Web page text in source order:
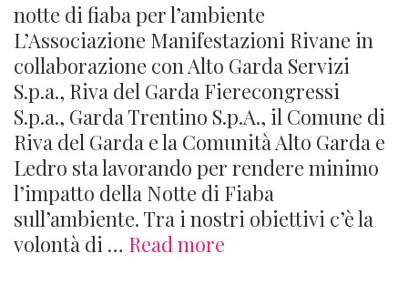
notte di fiaba per l’ambiente
L’Associazione Manifestazioni Rivane in
collaborazione con Alto Garda Servizi
S.p.a., Riva del Garda Fierecongressi
S.p.a., Garda Trentino S.p.A., il Comune di
Riva del Garda e la Comunità Alto Garda e
Ledro sta lavorando per rendere minimo
l’impatto della Notte di Fiaba
sull’ambiente. Tra i nostri obiettivi c’è la
volontà di … Read more